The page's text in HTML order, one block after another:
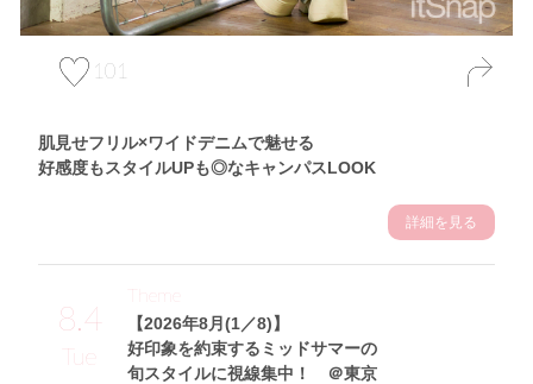
101
肌見せフリル×ワイドデニムで魅せる
好感度もスタイルUPも◎なキャンパスLOOK
詳細を見る
8.4
Tue
【2026年8月(1／8)】
好印象を約束するミッドサマーの
旬スタイルに視線集中！ ＠東京
Theme